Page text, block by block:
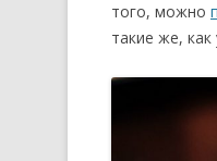
того, можно
такие же, как